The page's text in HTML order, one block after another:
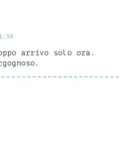
arrivo solo ora.